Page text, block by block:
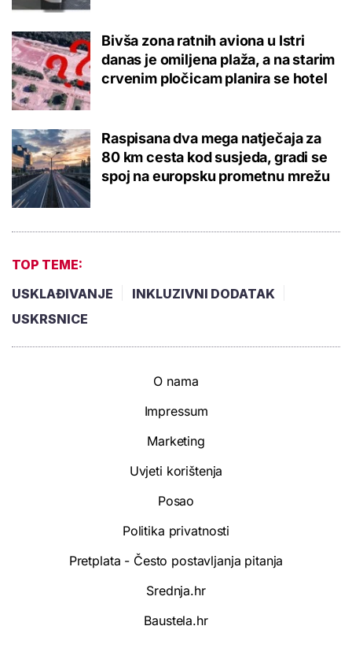
Bivša zona ratnih aviona u Istri
danas je omiljena plaža, a na starim
crvenim pločicam planira se hotel
Raspisana dva mega natječaja za
80 km cesta kod susjeda, gradi se
spoj na europsku prometnu mrežu
TOP TEME:
USKLAĐIVANJE
INKLUZIVNI DODATAK
USKRSNICE
O nama
Impressum
Marketing
Uvjeti korištenja
Posao
Politika privatnosti
Pretplata - Često postavljanja pitanja
Srednja.hr
Baustela.hr